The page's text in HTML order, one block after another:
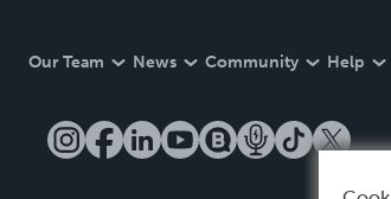
Our Team News Community Help